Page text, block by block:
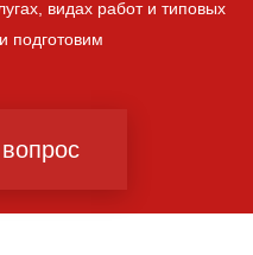
видах работ и типовых
подготовим